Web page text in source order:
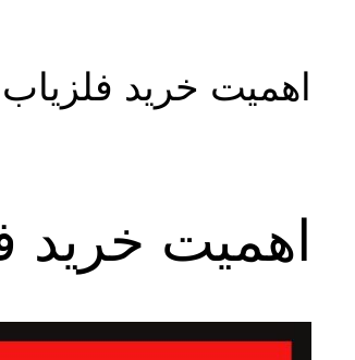
اهمیت خرید
اهمیت خرید